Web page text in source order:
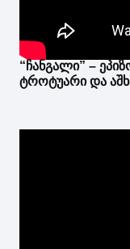
“ჩანგალი” –
ტროტუარი და